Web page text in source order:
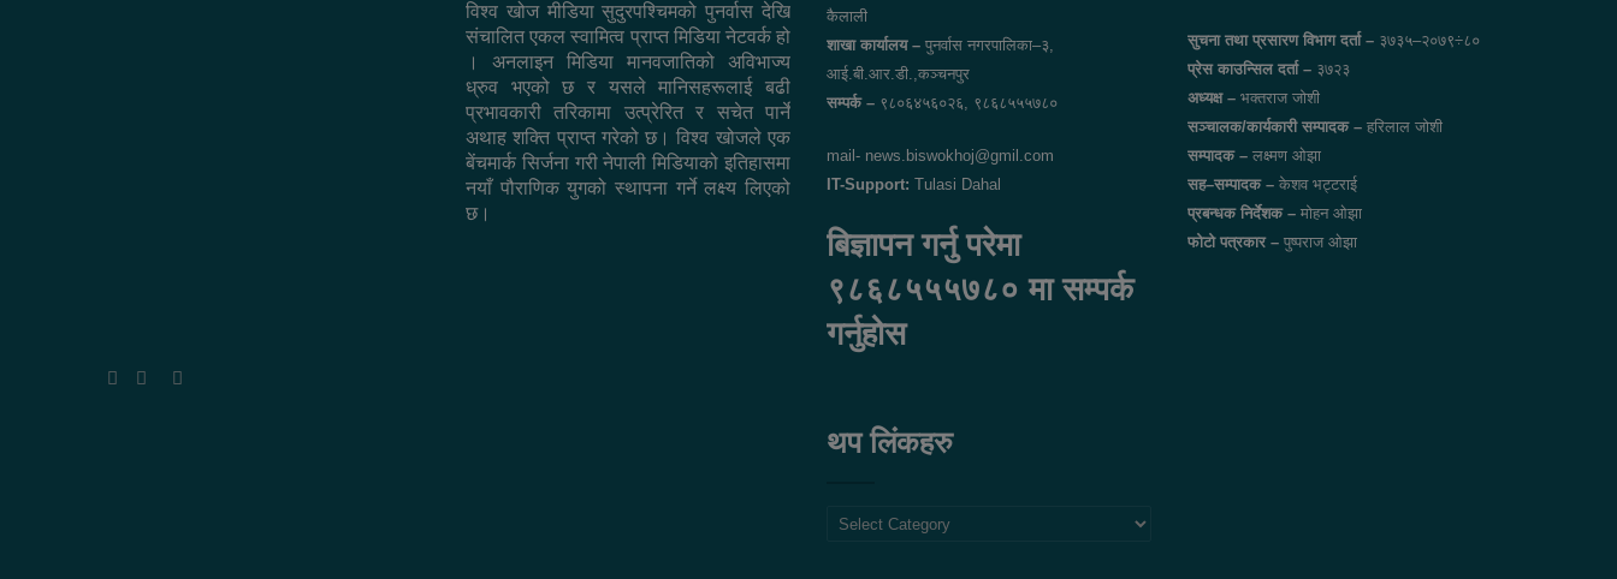
विश्व खोज मीडिया सुदुरपश्चिमको पुनर्वास देखि
संचालित एकल स्वामित्व प्राप्त मिडिया नेटवर्क हो
। अनलाइन मिडिया मानवजातिको अविभाज्य
ध्रुव भएको छ र यसले मानिसहरूलाई बढी
प्रभावकारी तरिकामा उत्प्रेरित र सचेत पार्ने
अथाह शक्ति प्राप्त गरेको छ। विश्व खोजले एक
बेंचमार्क सिर्जना गरी नेपाली मिडियाको इतिहासमा
नयाँ पौराणिक युगको स्थापना गर्ने लक्ष्य लिएको
छ।
Facebook
Twitter
कैलाली
शाखा कार्यालय – पुनर्वास नगरपालिका–३,
आई.बी.आर.डी.,कञ्चनपुर
सम्पर्क – ९८०६४५६०२६, ९८६८५५५७८०
mail- news.biswokhoj@gmil.com
IT-Support: Tulasi Dahal
बिज्ञापन गर्नु परेमा
९८६८५५५७८० मा सम्पर्क
गर्नुहोस
थप लिंकहरु
थप
सुचना तथा प्रसारण विभाग दर्ता – ३७३५–२०७९÷८०
प्रेस काउन्सिल दर्ता – ३७२३
अध्यक्ष – भक्तराज जोशी
सञ्चालक/कार्यकारी सम्पादक – हरिलाल जोशी
सम्पादक – लक्ष्मण ओझा
सह–सम्पादक – केशव भट्टराई
प्रबन्धक निर्देशक – मोहन ओझा
फोटो पत्रकार – पुष्पराज ओझा